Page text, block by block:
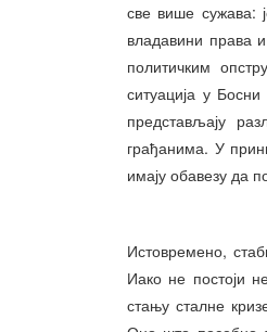
све више сужава:
владавини права
политичким
ситуација у
представљају
грађанима. У
имају обавезу да
Истовремено,
Иако не постоји
стању сталне